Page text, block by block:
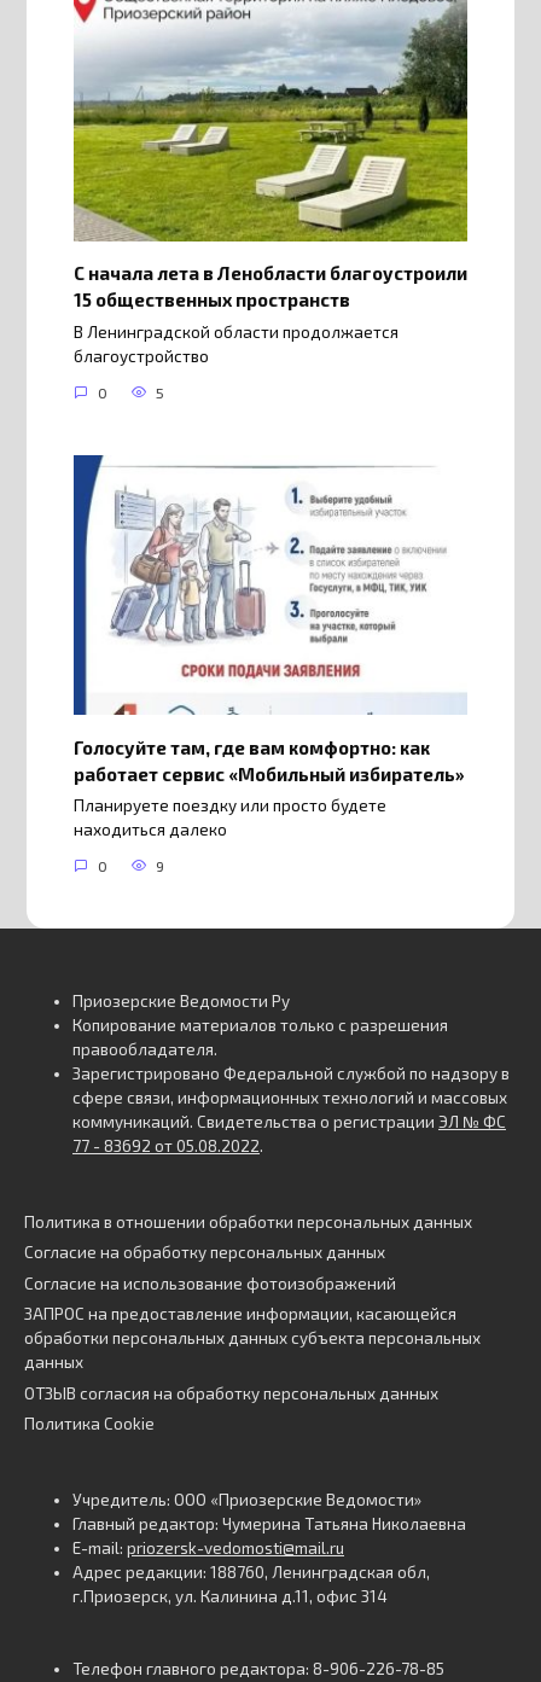
С начала лета в Ленобласти благоустроили
15 общественных пространств
В Ленинградской области продолжается
благоустройство
0 5
Голосуйте там, где вам комфортно: как
работает сервис «Мобильный избиратель»
Планируете поездку или просто будете
находиться далеко
0 9
Приозерские Ведомости Ру
Копирование материалов только с разрешения
правообладателя.
Зарегистрировано Федеральной службой по надзору в
сфере связи, информационных технологий и массовых
коммуникаций. Свидетельства о регистрации ЭЛ № ФС
77 - 83692 от 05.08.2022.
Политика в отношении обработки персональных данных
Согласие на обработку персональных данных
Согласие на использование фотоизображений
ЗАПРОС на предоставление информации, касающейся
обработки персональных данных субъекта персональных
данных
ОТЗЫВ согласия на обработку персональных данных
Политика Cookie
Учредитель: ООО «Приозерские Ведомости»
Главный редактор: Чумерина Татьяна Николаевна
E-mail: priozersk-vedomosti@mail.ru
Адрес редакции: 188760, Ленинградская обл,
г.Приозерск, ул. Калинина д.11, офис 314
Телефон главного редактора: 8-906-226-78-85